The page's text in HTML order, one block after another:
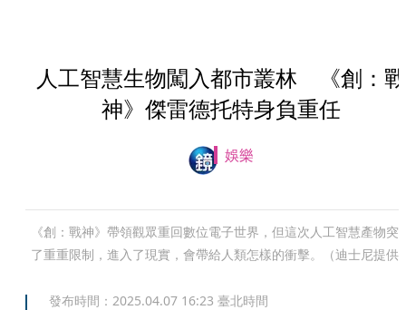
人工智慧生物闖入都市叢林 《創：戰
神》傑雷德托特身負重任
娛樂
《創：戰神》帶領觀眾重回數位電子世界，但這次人工智慧產物突
了重重限制，進入了現實，會帶給人類怎樣的衝擊。（迪士尼提供
發布時間： 2025.04.07 16:23 臺北時間